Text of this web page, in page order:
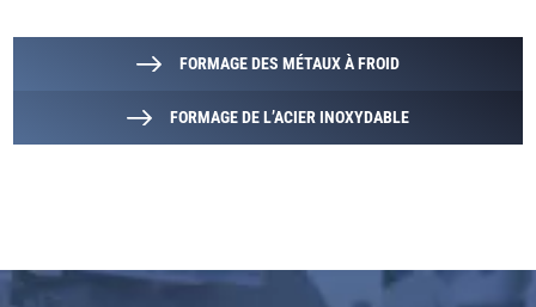
FORMAGE DES MÉTAUX À FROID
FORMAGE DE L’ACIER INOXYDABLE